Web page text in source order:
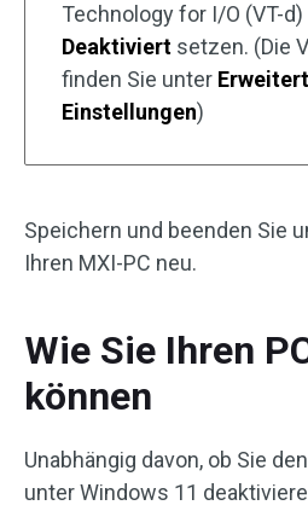
Technology for I/O (VT-d)
Deaktiviert setzen. (Die
finden Sie unter
Einstellungen)
Speichern und beenden Sie
Ihren MXI-PC neu.
Wie Sie Ihren
können
Unabhängig davon, ob Sie den
unter Windows 11